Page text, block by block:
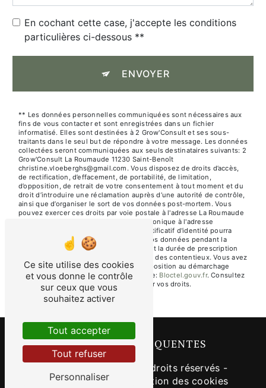
En cochant cette case, j'accepte les conditions
particulières ci-dessous **
ENVOYER
** Les données personnelles communiquées sont nécessaires aux
fins de vous contacter et sont enregistrées dans un fichier
informatisé. Elles sont destinées à 2 Grow'Consult et ses sous-
traitants dans le seul but de répondre à votre message. Les données
collectées seront communiquées aux seuls destinataires suivants: 2
Grow'Consult La Roumaude 11230 Saint-Benoît
christine.vloeberghs@gmail.com. Vous disposez de droits d’accès,
de rectification, d’effacement, de portabilité, de limitation,
d’opposition, de retrait de votre consentement à tout moment et du
droit d’introduire une réclamation auprès d’une autorité de contrôle,
ainsi que d’organiser le sort de vos données post-mortem. Vous
pouvez exercer ces droits par voie postale à l'adresse La Roumaude
11230 Saint-Benoît ou par courrier électronique à l'adresse
christine.vloeberghs@gmail.com. Un justificatif d'identité pourra
vous être demandé. Nous conservons vos données pendant la
période de prise de contact puis pendant la durée de prescription
légale aux fins probatoires et de gestion des contentieux. Vous avez
le droit de vous inscrire sur la liste d'opposition au démarchage
téléphonique, disponible à cette adresse:
Bloctel.gouv.fr. Consultez
le site cnil.fr pour plus d’informations sur vos droits.
RECHERCHES FRÉQUENTES
- 2026 - Tous droits réservés -
Mentions légales
Gestion des cookies
Ce site utilise des cookies
et vous donne le contrôle
sur ceux que vous
souhaitez activer
Tout accepter
Tout refuser
Personnaliser